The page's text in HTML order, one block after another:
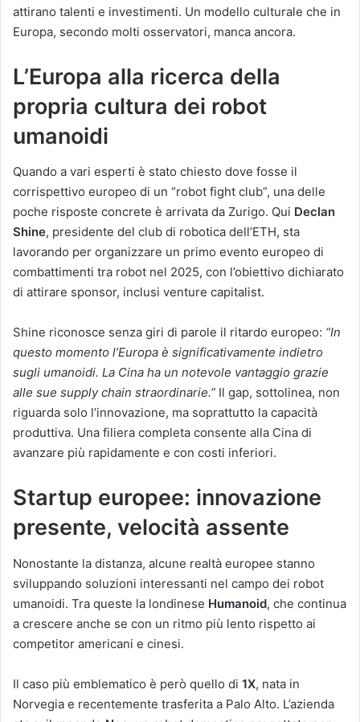
attirano talenti e investimenti. Un modello culturale che in
Europa, secondo molti osservatori, manca ancora.
L’Europa alla ricerca della
propria cultura dei robot
umanoidi
Quando a vari esperti è stato chiesto dove fosse il
corrispettivo europeo di un “robot fight club”, una delle
poche risposte concrete è arrivata da Zurigo. Qui Declan
Shine, presidente del club di robotica dell’ETH, sta
lavorando per organizzare un primo evento europeo di
combattimenti tra robot nel 2025, con l’obiettivo dichiarato
di attirare sponsor, inclusi venture capitalist.
Shine riconosce senza giri di parole il ritardo europeo: “In
questo momento l’Europa è significativamente indietro
sugli umanoidi. La Cina ha un notevole vantaggio grazie
alle sue supply chain straordinarie.” Il gap, sottolinea, non
riguarda solo l’innovazione, ma soprattutto la capacità
produttiva. Una filiera completa consente alla Cina di
avanzare più rapidamente e con costi inferiori.
Startup europee: innovazione
presente, velocità assente
Nonostante la distanza, alcune realtà europee stanno
sviluppando soluzioni interessanti nel campo dei robot
umanoidi. Tra queste la londinese Humanoid, che continua
a crescere anche se con un ritmo più lento rispetto ai
competitor americani e cinesi.
Il caso più emblematico è però quello di 1X, nata in
Norvegia e recentemente trasferita a Palo Alto. L’azienda